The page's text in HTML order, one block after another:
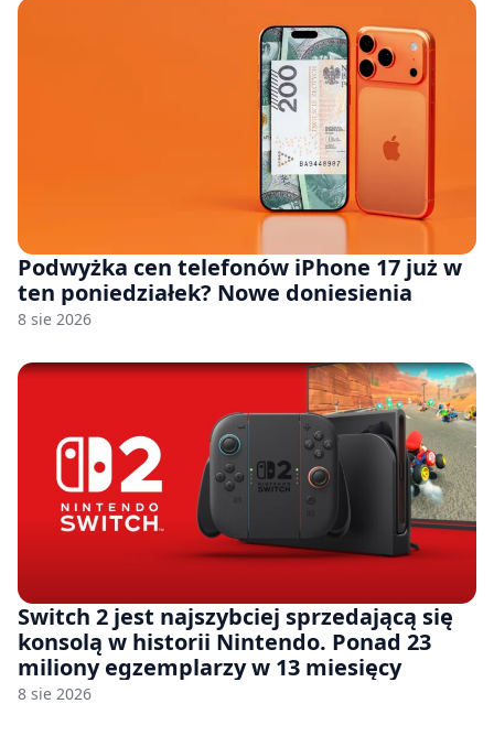
Podwyżka cen telefonów iPhone 17 już w
ten poniedziałek? Nowe doniesienia
8 sie 2026
Switch 2 jest najszybciej sprzedającą się
konsolą w historii Nintendo. Ponad 23
miliony egzemplarzy w 13 miesięcy
8 sie 2026